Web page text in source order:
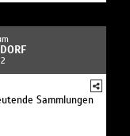
Sammlungen